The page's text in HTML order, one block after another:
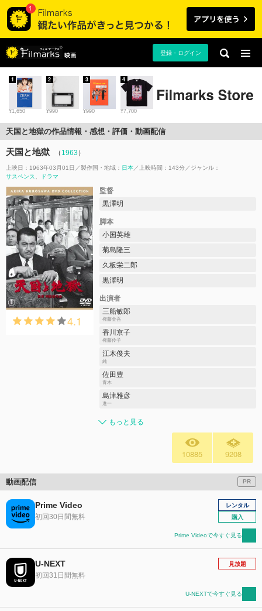
映画 登録・ログイン
¥1,650
1
¥990
2
¥990
3
¥7,700
4
天国と地獄の作品情報・感想・評価・動画配信
天国と地獄 （ 1963）
上映日：1963年03月01日 製作国・地域： 日本 上映時間：143分
ジャンル：
サスペンス
ドラマ
4.1
監督
黒澤明
脚本
小国英雄
菊島隆三
久板栄二郎
黒澤明
出演者
三船敏郎
権藤金吾
香川京子
権藤伶子
江木俊夫
純
佐田豊
青木
島津雅彦
進一
もっと見る
10885 9208
動画配信 PR
Prime Video
初回30日間無料
レンタル
購入
Prime Videoで今すぐ見る
U-NEXT
初回31日間無料
見放題
U-NEXTで今すぐ見る